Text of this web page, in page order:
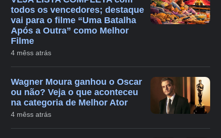
todos os vencedores; destaque
vai para o filme “Uma Batalha
Após a Outra” como Melhor
Filme
4 mêss atrás
Wagner Moura ganhou o Oscar
ou não? Veja o que aconteceu
na categoria de Melhor Ator
4 mêss atrás